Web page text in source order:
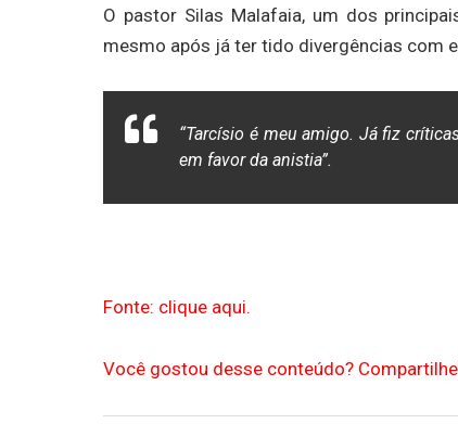
O pastor Silas Malafaia, um dos
mesmo após já ter tido divergências com
“Tarcísio é meu amigo. Já fiz
em favor da anistia”.
Fonte: clique aqui.
Você gostou desse conteúdo?